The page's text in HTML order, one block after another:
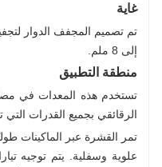
غاية
إلى 8 ملم.
منطقة التطبيق
تستخدم هذه المعدات في
الرقائقي بجميع القدرات
تمر القشرة عبر الماكينات
علوية وسفلية. يتم توجيه